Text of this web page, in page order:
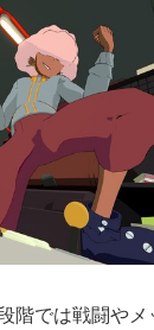
階では戦闘や